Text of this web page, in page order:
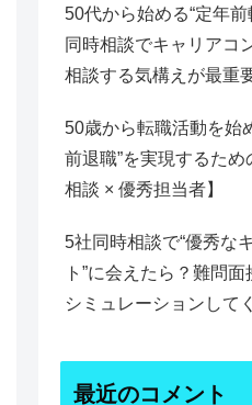
50代から始める“定年
同時相談でキャリアコ
相談する気構えが最重
50歳から転職活動を始
前退職”を実現するた
相談 × 優秀担当者】
5社同時相談で“優秀な
ト”に会えたら？難問
シミュレーションして
最近のコメント